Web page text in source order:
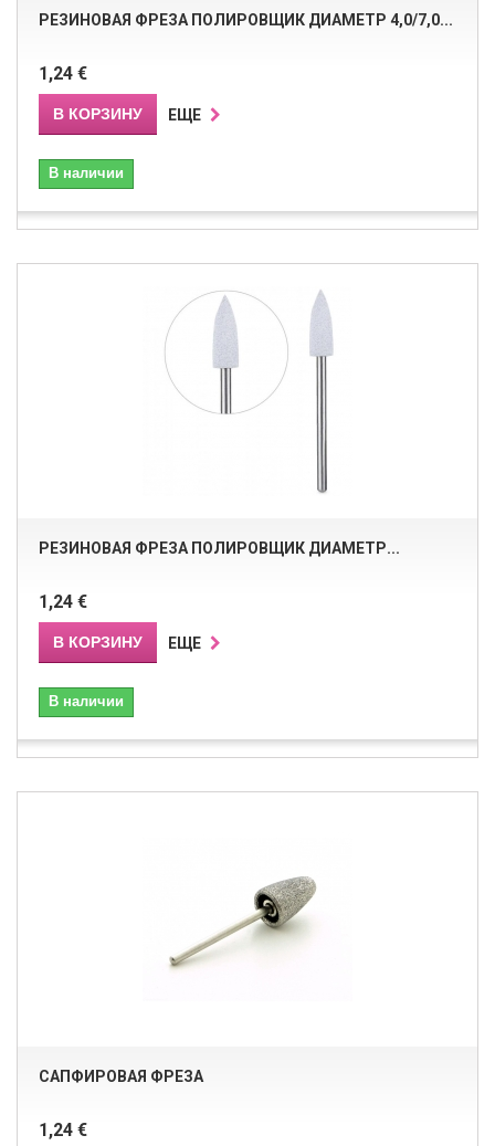
РЕЗИНОВАЯ ФРЕЗА ПОЛИРОВЩИК ДИАМЕТР 4,0/7,0...
1,24 €
В КОРЗИНУ ЕЩЕ
В наличии
РЕЗИНОВАЯ ФРЕЗА ПОЛИРОВЩИК ДИАМЕТР...
1,24 €
В КОРЗИНУ ЕЩЕ
В наличии
САПФИРОВАЯ ФРЕЗА
1,24 €